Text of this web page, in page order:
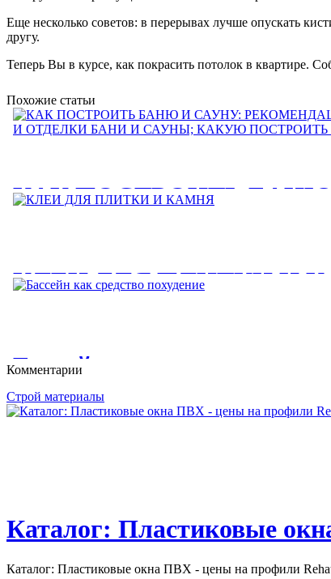
Еще несколько советов: в перерывах лучше опускать
другу.
Теперь Вы в курсе, как покрасить потолок в квартире.
Похожие статьи
КАК ПОСТРОИТЬ БАНЮ
И САУНЫ; КАКУЮ
КАК ПОСТРОИТЬ БАНЮ И САУНУ:
ОТДЕЛКИ БАНИ И САУНЫ;...
КЛЕИ ДЛЯ ПЛИТКИ И
Бассейн как средство
Бассейн как средство похудение. Чем полезно плавание?
Комментарии
Строй материалы
Каталог: Пластиковые
Каталог: Пластиковые окна ПВХ - цены на профили